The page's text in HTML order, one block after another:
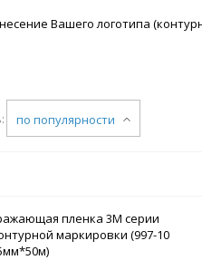
Вашего логотипа
по популярности
пленка 3М серии
маркировки (997-10